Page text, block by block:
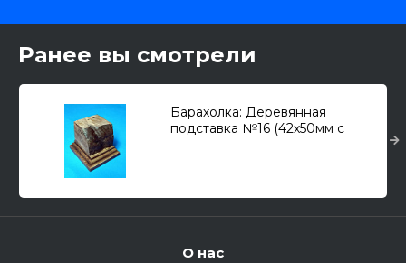
Ранее вы смотрели
Барахолка: Деревянная
подставка №16 (42х50мм с
О нас